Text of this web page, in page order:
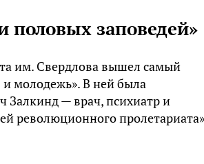
половых заповедей»
им. Свердлова вышел самый
молодежь». В ней была
Залкинд — врач, психиатр и
революционного